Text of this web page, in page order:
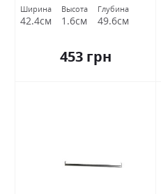
Ширина
42.4см
Высота
1.6см
Глубина
49.6см
453 грн